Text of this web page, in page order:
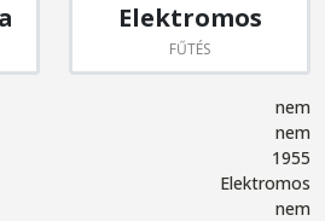
Elektromos
FŰTÉS
nem
nem
1955
Elektromos
nem